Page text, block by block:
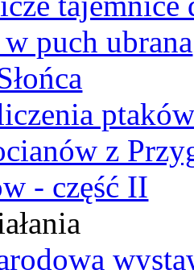
puch ubrana
z
- część II